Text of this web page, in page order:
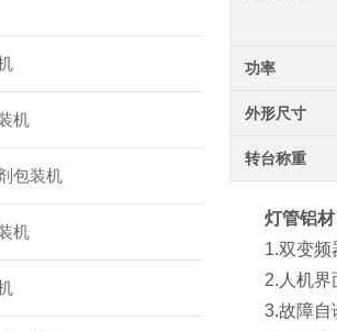
机
包装机
机
功率
外形尺寸
转台称重
灯管铝
1.双变频器
2.人机界面
3.故障自诊